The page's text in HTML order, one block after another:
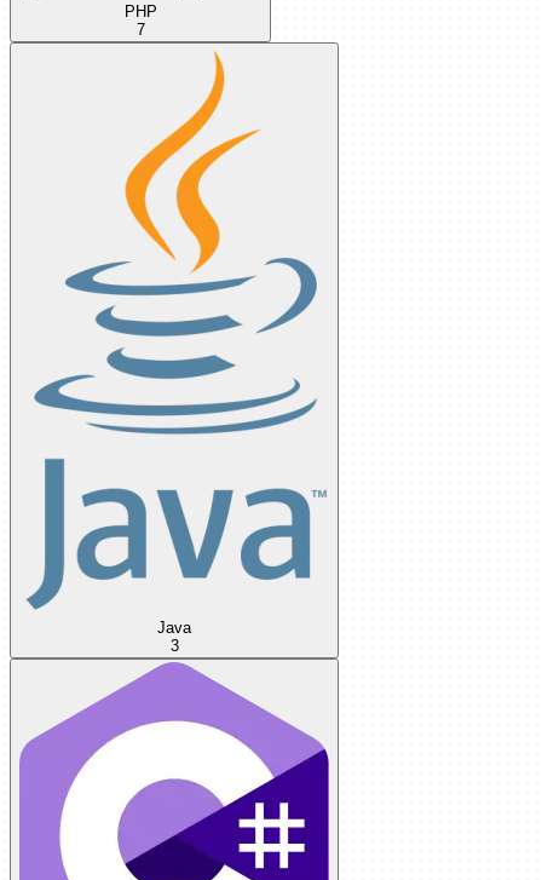
PHP
7
Java
3